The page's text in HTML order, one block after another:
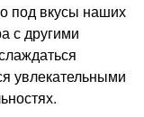
под вкусы наших
с другими
увлекательными